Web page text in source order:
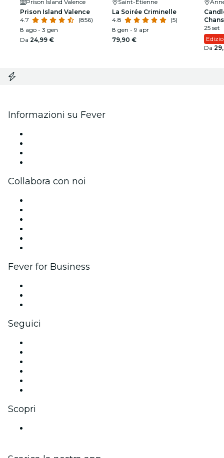
Prison Island Valence
Prison Island Valence
4.7
(856)
8 ago - 3 gen
Da 24,99 €
Saint-Étienne
La Soirée Criminelle
4.8
(5)
8 gen - 9 apr
79,90 €
25 set
Da
Informazioni su Fever
Collabora con noi
Fever for Business
Seguici
Scopri